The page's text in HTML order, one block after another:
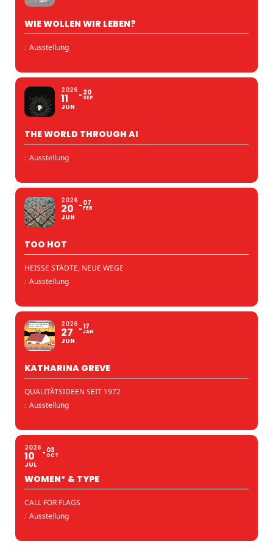
WIE WOLLEN WIR LEBEN?
: Ausstellung
2026
11
JUN
20
SEP
THE WORLD THROUGH AI
: Ausstellung
2026
20
JUN
07
FEB
TOO HOT
HEISSE STÄDTE, NEUE WEGE
: Ausstellung
2026
27
JUN
17
JAN
KATHARINA GREVE
QUALITÄTSIDEEN SEIT 1972
: Ausstellung
2026
10
JUL
03
OCT
WOMEN* & TYPE
CALL FOR FLAGS
: Ausstellung